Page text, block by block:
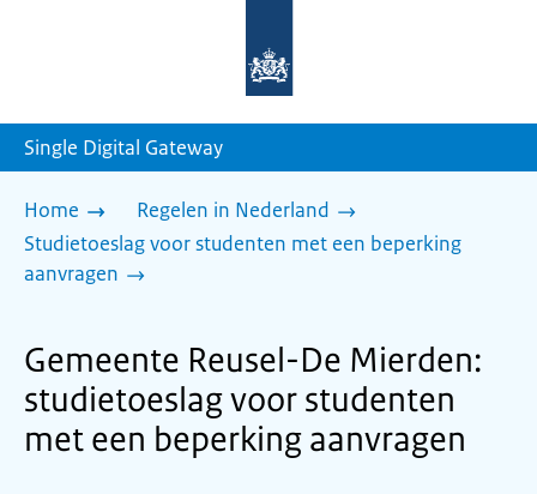
homepage
Single Digital Gateway
Home
Regelen in Nederland
Studietoeslag voor studenten met een beperking
aanvragen
Gemeente Reusel-De Mierden:
studietoeslag voor studenten
met een beperking aanvragen